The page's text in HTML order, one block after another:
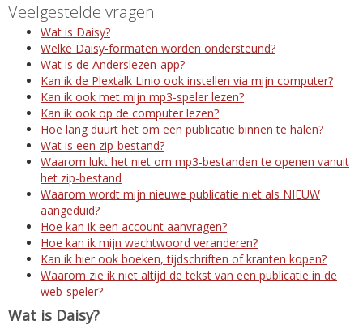
Veelgestelde vragen
Wat is Daisy?
Welke Daisy-formaten worden ondersteund?
Wat is de Anderslezen-app?
Kan ik de Plextalk Linio ook instellen via mijn computer?
Kan ik ook met mijn mp3-speler lezen?
Kan ik ook op de computer lezen?
Hoe lang duurt het om een publicatie binnen te halen?
Wat is een zip-bestand?
Waarom lukt het niet om mp3-bestanden te openen vanuit
het zip-bestand
Waarom wordt mijn nieuwe publicatie niet als NIEUW
aangeduid?
Hoe kan ik een account aanvragen?
Hoe kan ik mijn wachtwoord veranderen?
Kan ik hier ook boeken, tijdschriften of kranten kopen?
Waarom zie ik niet altijd de tekst van een publicatie in de
web-speler?
Wat is Daisy?